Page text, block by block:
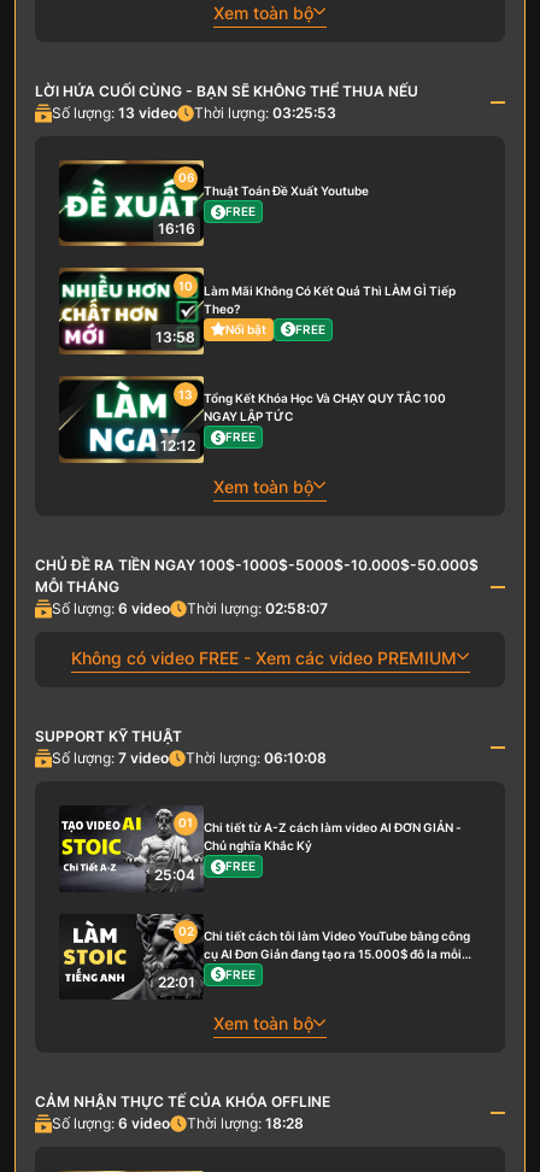
Xem toàn bộ
LỜI HỨA CUỐI CÙNG - BẠN SẼ KHÔNG THỂ THUA NẾU
Số lượng: 13 video Thời lượng: 03:25:53
06
16:16
Thuật Toán Đề Xuất Youtube
FREE
10
13:58
Làm Mãi Không Có Kết Quả Thì LÀM GÌ Tiếp
Theo?
Nổi bật
FREE
13
12:12
Tổng Kết Khóa Học Và CHẠY QUY TẮC 100
NGAY LẬP TỨC
FREE
Xem toàn bộ
CHỦ ĐỀ RA TIỀN NGAY 100$-1000$-5000$-10.000$-50.000$
MỖI THÁNG
Số lượng: 6 video Thời lượng: 02:58:07
Không có video FREE - Xem các video PREMIUM
SUPPORT KỸ THUẬT
Số lượng: 7 video Thời lượng: 06:10:08
01
25:04
Chi tiết từ A-Z cách làm video AI ĐƠN GIẢN -
Chủ nghĩa Khắc Kỷ
FREE
02
22:01
Chi tiết cách tôi làm Video YouTube bằng công
cụ AI Đơn Giản đang tạo ra 15.000$ đô la mỗi
thángFREE
Xem toàn bộ
CẢM NHẬN THỰC TẾ CỦA KHÓA OFFLINE
Số lượng: 6 video Thời lượng: 18:28